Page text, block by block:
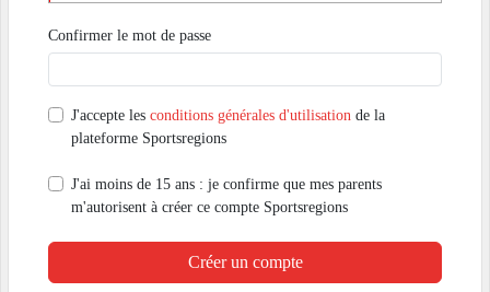
Confirmer le mot de passe
J'accepte les conditions générales d'utilisation de la
plateforme Sportsregions
J'ai moins de 15 ans : je confirme que mes parents
m'autorisent à créer ce compte Sportsregions
Créer un compte